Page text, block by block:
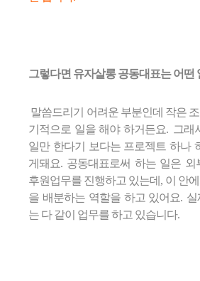
그렇다면 유자살롱 공동대표는 어떤
말씀드리기 어려운 부분인데 작은
기적으로 일을 해야 하거든요. 그래
일만 한다기 보다는 프로젝트 하나
게돼요. 공동대표로써 하는 일은 외
후원업무를 진행하고 있는데, 이 안
을 배분하는 역할을 하고 있어요. 실
는 다 같이 업무를 하고 있습니다.